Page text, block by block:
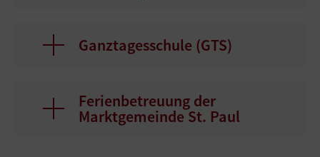
Ganztagesschule (GTS)
Ferienbetreuung der
Marktgemeinde St. Paul